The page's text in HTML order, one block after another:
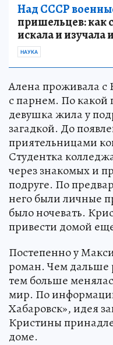
Над СССР
пришельцев: как
искала и изучала
НАУКА
Алена проживала с
с парнем. По какой
девушка жила у
загадкой. До
приятельницами
Студентка
через знакомых и
подруге. По
него были личные
было ночевать.
привести домой
Постепенно у
роман. Чем дальше
тем больше
мир. По
Хабаровск», идея
Кристины
доме.